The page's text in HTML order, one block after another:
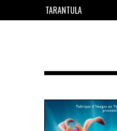
TARANTULA